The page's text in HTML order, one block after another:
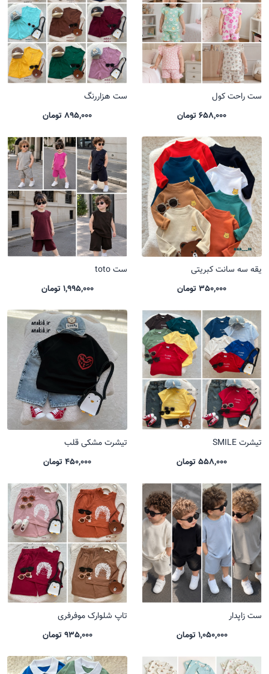
ست راحت کول
658,000 تومان
ست هزاررنگ
895,000 تومان
یقه سه سانت کبریتی
350,000 تومان
ست toto
1,995,000 تومان
تیشرت SMILE
558,000 تومان
تیشرت مشکی قلب
450,000 تومان
ست زاپدار
1,050,000 تومان
تاپ شلوارک موفرفری
935,000 تومان